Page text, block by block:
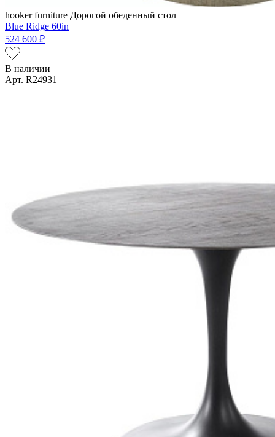
hooker furniture Дорогой обеденный стол
Blue Ridge 60in
524 600 ₽
В наличии
Арт. R24931